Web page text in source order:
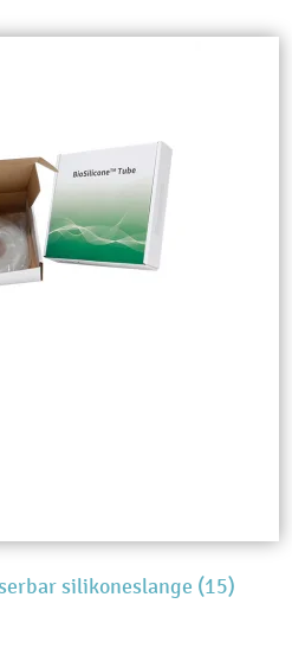
silikoneslange (15)